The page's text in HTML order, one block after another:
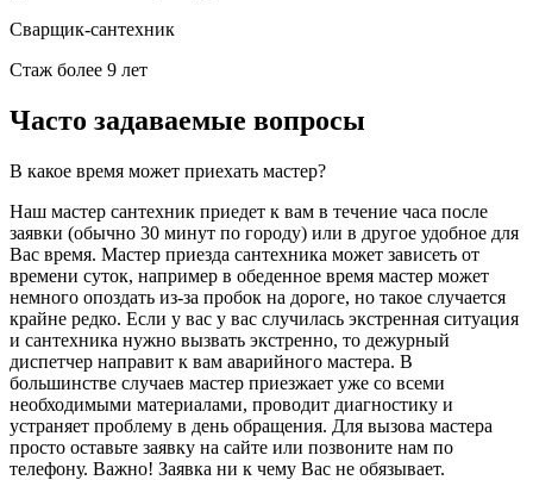
Сварщик-сантехник
Стаж более 9 лет
Часто задаваемые вопросы
В какое время может приехать мастер?
Наш мастер сантехник приедет к вам в течение часа после
заявки (обычно 30 минут по городу) или в другое удобное для
Вас время. Мастер приезда сантехника может зависеть от
времени суток, например в обеденное время мастер может
немного опоздать из-за пробок на дороге, но такое случается
крайне редко. Если у вас у вас случилась экстренная ситуация
и сантехника нужно вызвать экстренно, то дежурный
диспетчер направит к вам аварийного мастера. В
большинстве случаев мастер приезжает уже со всеми
необходимыми материалами, проводит диагностику и
устраняет проблему в день обращения. Для вызова мастера
просто оставьте заявку на сайте или позвоните нам по
телефону. Важно! Заявка ни к чему Вас не обязывает.